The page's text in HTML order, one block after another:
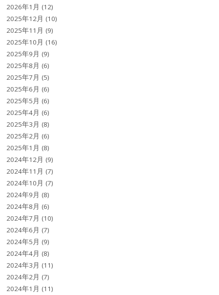
2026年1月 (12)
2025年12月 (10)
2025年11月 (9)
2025年10月 (16)
2025年9月 (9)
2025年8月 (6)
2025年7月 (5)
2025年6月 (6)
2025年5月 (6)
2025年4月 (6)
2025年3月 (8)
2025年2月 (6)
2025年1月 (8)
2024年12月 (9)
2024年11月 (7)
2024年10月 (7)
2024年9月 (8)
2024年8月 (6)
2024年7月 (10)
2024年6月 (7)
2024年5月 (9)
2024年4月 (8)
2024年3月 (11)
2024年2月 (7)
2024年1月 (11)